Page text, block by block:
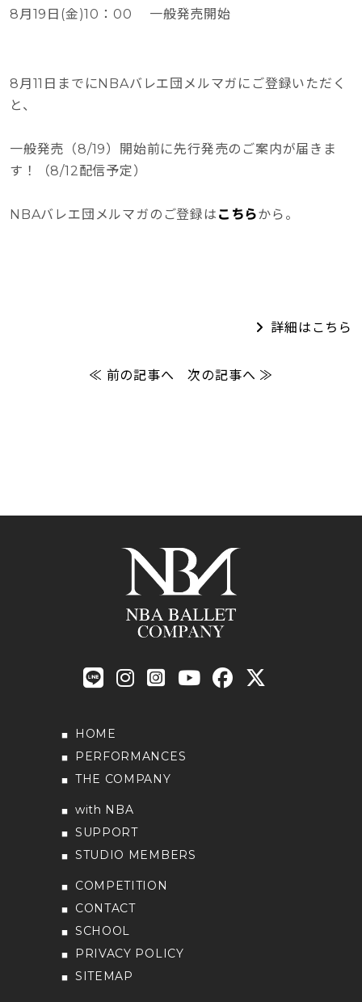
8月19日(金)10：00 一般発売開始
8月11日までにNBAバレエ団メルマガにご登録いただく
と、
一般発売（8/19）開始前に先行発売のご案内が届きま
す！（8/12配信予定）
NBAバレエ団メルマガのご登録は こちらから。
詳細はこちら
≪ 前の記事へ 次の記事へ ≫
HOME
PERFORMANCES
THE COMPANY
with NBA
SUPPORT
STUDIO MEMBERS
COMPETITION
CONTACT
SCHOOL
PRIVACY POLICY
SITEMAP